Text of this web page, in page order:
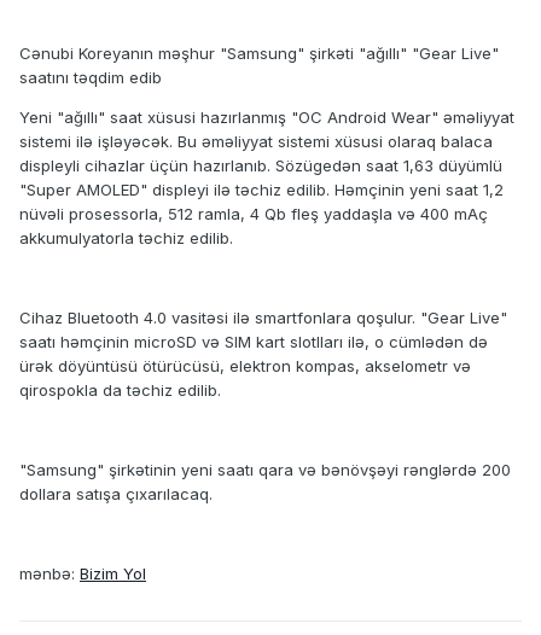
Cənubi Koreyanın məşhur "Samsung" şirkəti "ağıllı" "Gear Live"
saatını təqdim edib
Yeni "ağıllı" saat xüsusi hazırlanmış "ОС Android Wear" əməliyyat
sistemi ilə işləyəcək. Bu əməliyyat sistemi xüsusi olaraq balaca
displeyli cihazlar üçün hazırlanıb. Sözügedən saat 1,63 düyümlü
"Super AMOLED" displeyi ilə təchiz edilib. Həmçinin yeni saat 1,2
nüvəli prosessorla, 512 ramla, 4 Qb fleş yaddaşla və 400 mAç
akkumulyatorla təchiz edilib.
Cihaz Bluetooth 4.0 vasitəsi ilə smartfonlara qoşulur. "Gear Live"
saatı həmçinin microSD və SIM kart slotlları ilə, o cümlədən də
ürək döyüntüsü ötürücüsü, elektron kompas, akselometr və
qirospokla da təchiz edilib.
"Samsung" şirkətinin yeni saatı qara və bənövşəyi rənglərdə 200
dollara satışa çıxarılacaq.
mənbə: Bizim Yol